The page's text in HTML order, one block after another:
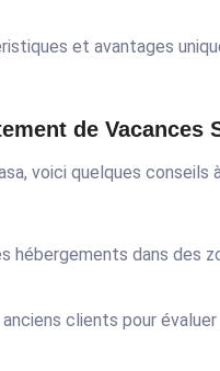
et avantages
de Vacances
voici quelques conseils
hébergements dans des
clients pour